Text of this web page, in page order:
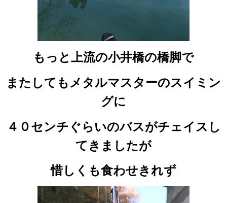
もっと上流の小井橋の橋脚で
またしてもメタルマスターのスイミン
グに
４０センチぐらいのバスがチェイスし
てきましたが
惜しくも食わせきれず